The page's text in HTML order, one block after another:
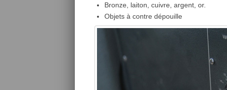
Bronze, laiton, cuivre, argent, or.
Objets à contre dépouille